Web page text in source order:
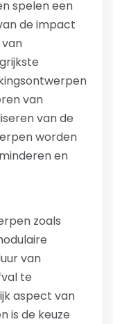
spelen een
de impact
van
van de
worden
en
zoals
van
te
aspect van
is de keuze